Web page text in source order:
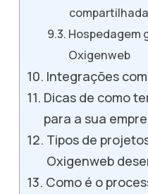
compartilhada
Hospedagem
Oxigenweb
Integrações
Dicas de como
para a sua
Tipos de
Oxigenweb
Como é o